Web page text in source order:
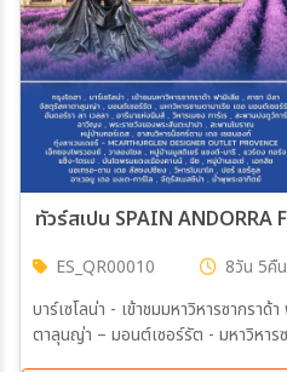
ทัวร์สเปน SPAIN ANDORRA
ES_QR00010 8วัน 5คืน
บาร์เซโลน่า - เข้าชมมหาวิหารซากราด้า ฟามิเ
ตาลุนญ่า – มอนต์เซอร์รัต - มหาวิหาร